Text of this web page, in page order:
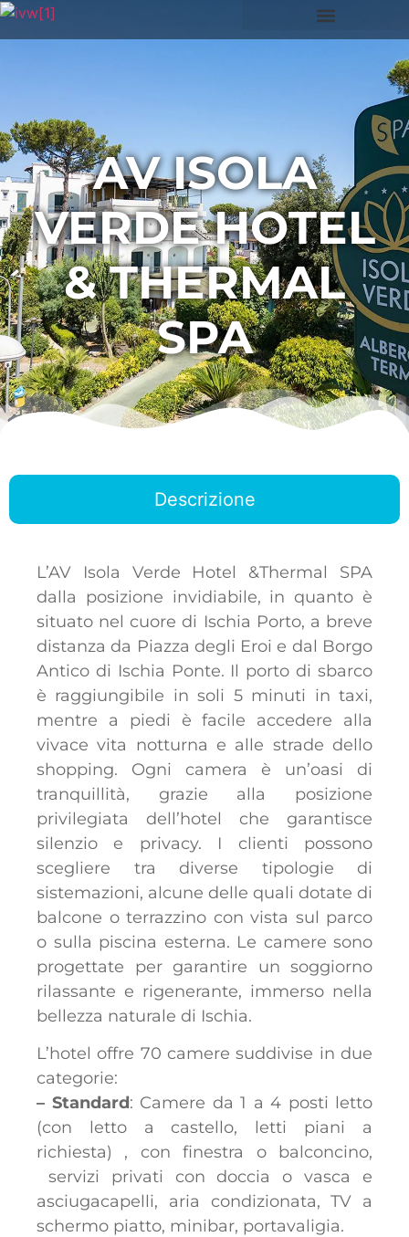
AV ISOLA
VERDE HOTEL
& THERMAL
SPA
Descrizione
L’AV Isola Verde Hotel &Thermal SPA
dalla posizione invidiabile, in quanto è
situato nel cuore di Ischia Porto, a breve
distanza da Piazza degli Eroi e dal Borgo
Antico di Ischia Ponte. Il porto di sbarco
è raggiungibile in soli 5 minuti in taxi,
mentre a piedi è facile accedere alla
vivace vita notturna e alle strade dello
shopping. Ogni camera è un’oasi di
tranquillità, grazie alla posizione
privilegiata dell’hotel che garantisce
silenzio e privacy. I clienti possono
scegliere tra diverse tipologie di
sistemazioni, alcune delle quali dotate di
balcone o terrazzino con vista sul parco
o sulla piscina esterna. Le camere sono
progettate per garantire un soggiorno
rilassante e rigenerante, immerso nella
bellezza naturale di Ischia.
L’hotel offre 70 camere suddivise in due
categorie:
– Standard: Camere da 1 a 4 posti letto
(con letto a castello, letti piani a
richiesta) , con finestra o balconcino,
servizi privati con doccia o vasca e
asciugacapelli, aria condizionata, TV a
schermo piatto, minibar, portavaligia.